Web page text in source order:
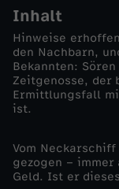
-
D
i
F
Inhalt
Hinweise
den Nachbarn,
Bekannten:
Zeitgenosse, der
Ermittlungsfall
ist.
Vom
gezogen – immer
Geld. Ist er